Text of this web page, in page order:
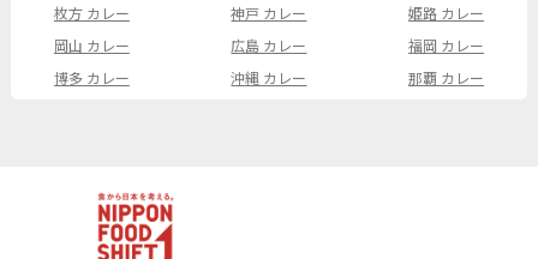
枚方 カレー
神戸 カレー
姫路 カレー
岡山 カレー
広島 カレー
福岡 カレー
博多 カレー
沖縄 カレー 那覇 カレー